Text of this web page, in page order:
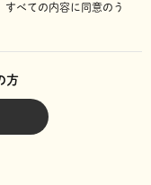
すべての内容に同意のう
方